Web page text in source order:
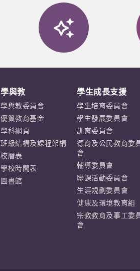
學與教
學與教委員會
優質教育基金
學科網頁
班級結構及課程架構
校曆表
學校時間表
圖書館
學生成長支援
學生培育委員會
學生發展委員會
訓育委員會
德育及公民教育委
會
輔導委員會
聯課活動委員會
生涯規劃委員會
健康及環境教育組
宗教教育及事工委
會